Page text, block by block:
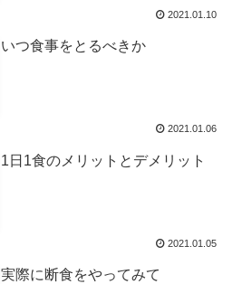
2021.01.10
いつ食事をとるべきか
2021.01.06
1日1食のメリットとデメリット
2021.01.05
実際に断食をやってみて